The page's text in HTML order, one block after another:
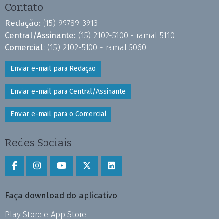
Contato
Redação: (15) 99789-3913
Central/Assinante: (15) 2102-5100 - ramal 5110
Comercial: (15) 2102-5100 - ramal 5060
Enviar e-mail para Redação
Enviar e-mail para Central/Assinante
Enviar e-mail para o Comercial
Redes Sociais
Faça download do aplicativo
Play Store e App Store